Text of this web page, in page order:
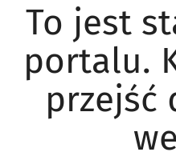
To jest
portalu.
przejść